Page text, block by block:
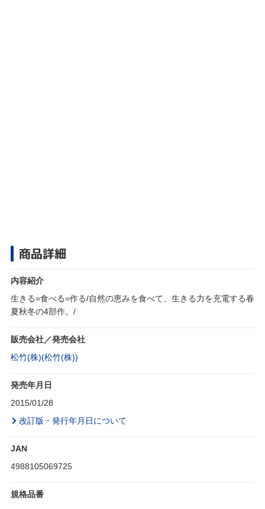
商品詳細
内容紹介
生きる=食べる=作る/自然の恵みを食べて、生きる力を充電する春
夏秋冬の4部作。/
販売会社／発売会社
松竹(株)(松竹(株))
発売年月日
2015/01/28
改訂版・発行年月日について
JAN
4988105069725
規格品番